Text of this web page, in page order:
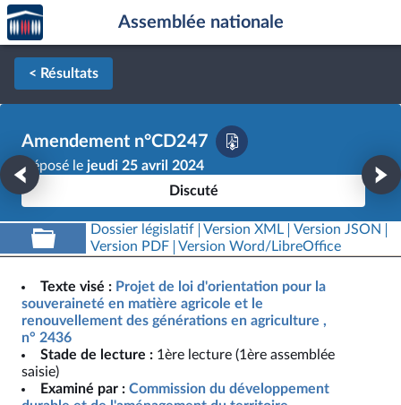
Aller au contenu
Aller en bas de la page
Accèder
à la
page
d'accueil
Assemblée nationale
< Résultats
Amendement n°CD247
Déposé le jeudi 25 avril 2024
Discuté
Dossier législatif Version XML
Version JSON
Version PDF
Version Word/LibreOffice
Texte visé : Projet de loi d'orientation pour la
souveraineté en matière agricole et le
renouvellement des générations en agriculture ,
n° 2436
Stade de lecture : 1ère lecture (1ère assemblée
saisie)
Examiné par : Commission du développement